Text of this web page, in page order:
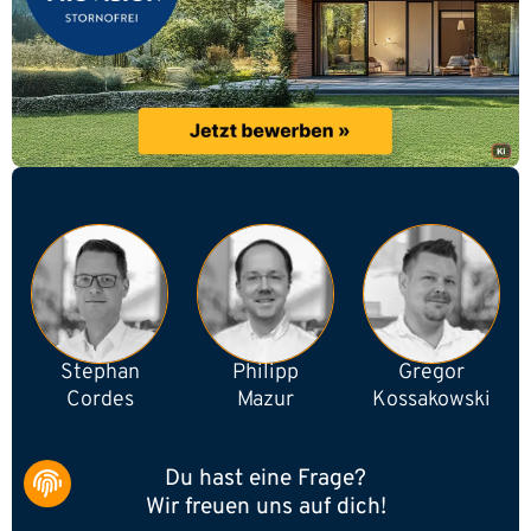
Stephan
Cordes
Philipp
Mazur
Gregor
Kossakowski
Du hast eine Frage?
Wir freuen uns auf dich!